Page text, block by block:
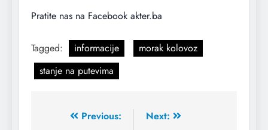
Pratite nas na Facebook akter.ba
Tagged: informacije
morak kolovoz
stanje na putevima
Previous:
Next: